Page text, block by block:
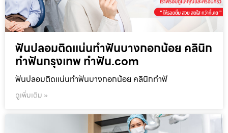
ฟันปลอมติดแน่นทำฟันบางกอกน้อย คลินิก
ทำฟันกรุงเทพ ทำฟัน.com
ฟันปลอมติดแน่นทำฟันบางกอกน้อย คลินิกทำฟั
ดูเพิ่มเติม »